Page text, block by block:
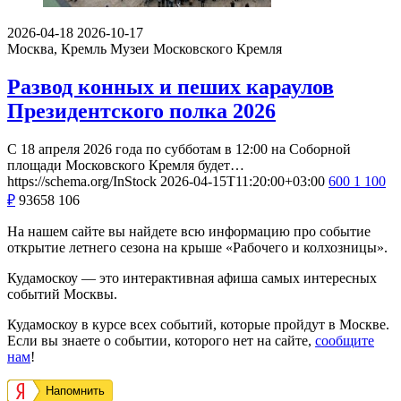
2026-04-18 2026-10-17
Москва, Кремль Музеи Московского Кремля
Развод конных и пеших караулов
Президентского полка 2026
С 18 апреля 2026 года по субботам в 12:00 на Соборной
площади Московского Кремля будет…
https://schema.org/InStock 2026-04-15T11:20:00+03:00 600 1 100
₽ 93658 106
На нашем сайте вы найдете всю информацию про событие
открытие летнего сезона на крыше «Рабочего и колхозницы».
Кудамоскоу — это интерактивная афиша самых интересных
событий Москвы.
Кудамоскоу в курсе всех событий, которые пройдут в Москве.
Если вы знаете о событии, которого нет на сайте, сообщите
нам!
Напомнить